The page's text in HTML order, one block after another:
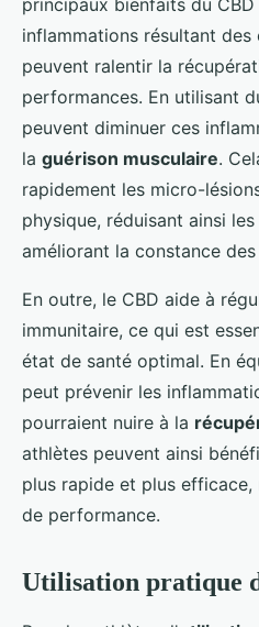
inflammations résultant
peuvent ralentir la
performances. En utilisant
peuvent diminuer ces
la guérison musculaire.
rapidement les micro-
physique, réduisant ainsi
améliorant la constance
En outre, le CBD aide à
immunitaire, ce qui est
état de santé optimal. En
peut prévenir les
pourraient nuire à la
athlètes peuvent ainsi
plus rapide et plus
de performance.
Utilisation pratique